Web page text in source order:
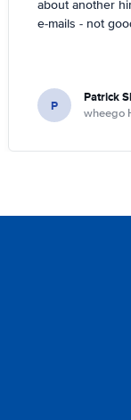
about another
e-mails - not
P Patrick
wheego